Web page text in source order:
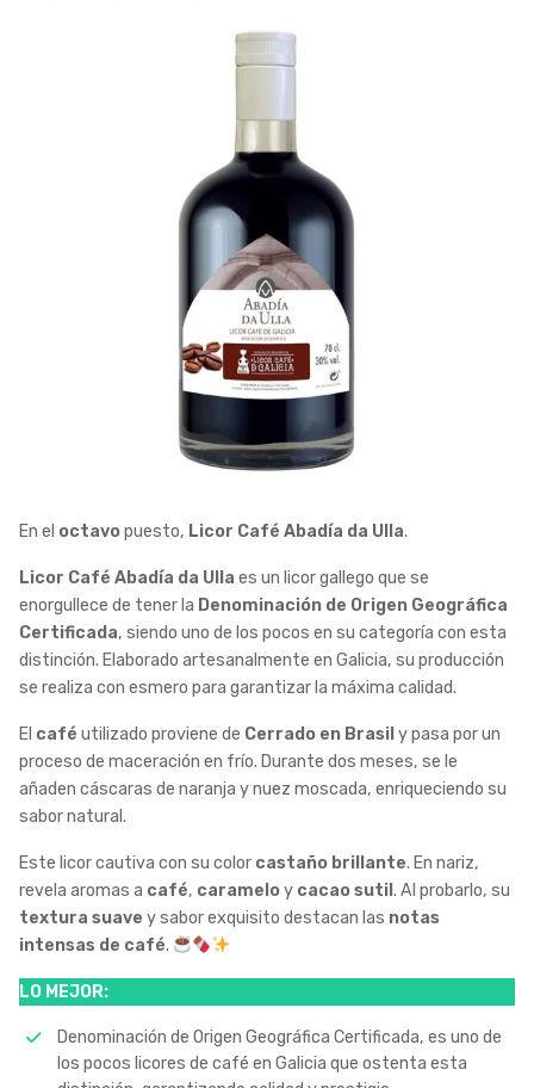
En el octavopuesto, Licor Café Abadía da Ulla.
Licor Café Abadía da Ulla es un licor gallego que se
enorgullece de tener la Denominación de Origen Geográfica
Certificada, siendo uno de los pocos en su categoría con esta
distinción. Elaborado artesanalmente en Galicia, su producción
se realiza con esmero para garantizar la máxima calidad.
El café utilizado proviene de Cerrado en Brasil y pasa por un
proceso de maceración en frío. Durante dos meses, se le
añaden cáscaras de naranja y nuez moscada, enriqueciendo su
sabor natural.
Este licor cautiva con su color castaño brillante. En nariz,
revela aromas a café, carameloy cacao sutil . Al probarlo, su
textura suave y sabor exquisito destacan las notas
intensas de café.
LO MEJOR:
Denominación de Origen Geográfica Certificada, es uno de
los pocos licores de café en Galicia que ostenta esta